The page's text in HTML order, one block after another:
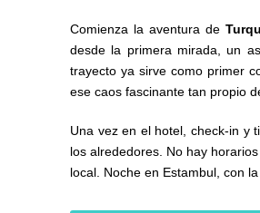
Comienza la aventura de
desde la primera mirada, un
trayecto ya sirve como primer
ese caos fascinante tan propio
Una vez en el hotel, check-in y
los alrededores. No hay
local. Noche en Estambul, con